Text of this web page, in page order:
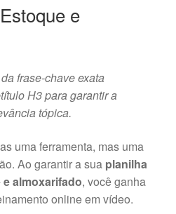
e
frase-chave exata
H3 para garantir a
tópica.
uma ferramenta, mas uma
. Ao garantir a sua planilha
almoxarifado, você ganha
online em vídeo.